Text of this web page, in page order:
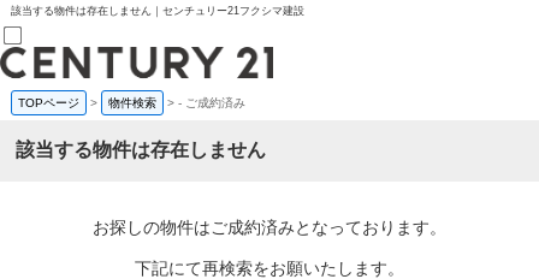
該当する物件は存在しません｜センチュリー21フクシマ建設
売買部
0120-800-844
賃貸部
会員メニュー
TOPページ > 物件検索 >- ご成約済み
該当する物件は存在しません
お探しの物件はご成約済みとなっております。
下記にて再検索をお願いたします。